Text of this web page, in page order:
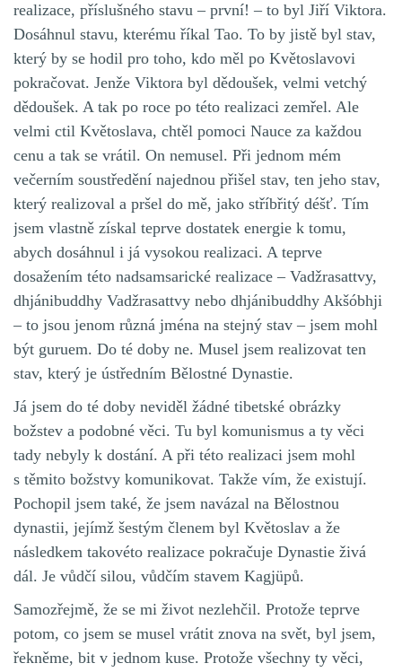
realizace, příslušného stavu – první! – to byl Jiří Viktora.
Dosáhnul stavu, kterému říkal Tao. To by jistě byl stav,
který by se hodil pro toho, kdo měl po Květoslavovi
pokračovat. Jenže Viktora byl dědoušek, velmi vetchý
dědoušek. A tak po roce po této realizaci zemřel. Ale
velmi ctil Květoslava, chtěl pomoci Nauce za každou
cenu a tak se vrátil. On nemusel. Při jednom mém
večerním soustředění najednou přišel stav, ten jeho stav,
který realizoval a pršel do mě, jako stříbřitý déšť. Tím
jsem vlastně získal teprve dostatek energie k tomu,
abych dosáhnul i já vysokou realizaci. A teprve
dosažením této nadsamsarické realizace – Vadžrasattvy,
dhjánibuddhy Vadžrasattvy nebo dhjánibuddhy Akšóbhji
– to jsou jenom různá jména na stejný stav – jsem mohl
být guruem. Do té doby ne. Musel jsem realizovat ten
stav, který je ústředním Bělostné Dynastie.
Já jsem do té doby neviděl žádné tibetské obrázky
božstev a podobné věci. Tu byl komunismus a ty věci
tady nebyly k dostání. A při této realizaci jsem mohl
s těmito božstvy komunikovat. Takže vím, že existují.
Pochopil jsem také, že jsem navázal na Bělostnou
dynastii, jejímž šestým členem byl Květoslav a že
následkem takovéto realizace pokračuje Dynastie živá
dál. Je vůdčí silou, vůdčím stavem Kagjüpů.
Samozřejmě, že se mi život nezlehčil. Protože teprve
potom, co jsem se musel vrátit znova na svět, byl jsem,
řekněme, bit v jednom kuse. Protože všechny ty věci,